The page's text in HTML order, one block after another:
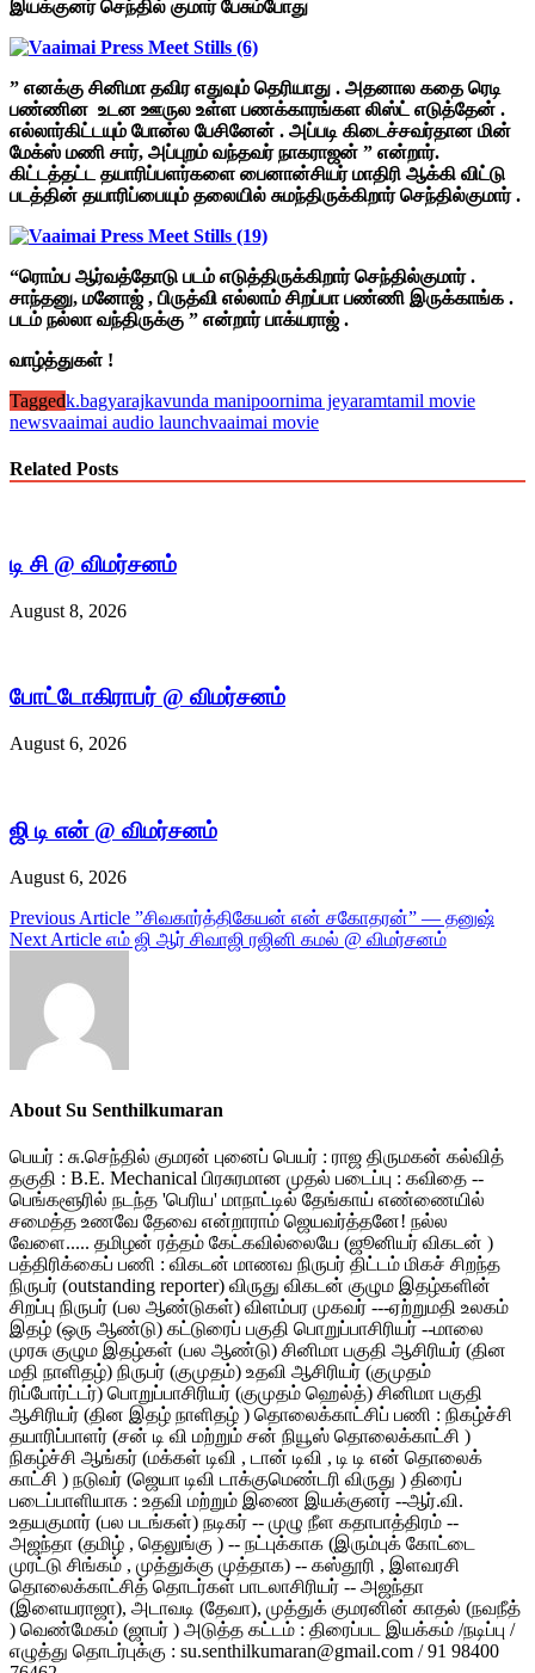
இயக்குனர் செந்தில் குமார் பேசும்போது
” எனக்கு சினிமா தவிர எதுவும் தெரியாது . அதனால கதை ரெடி
பண்ணின உடன ஊருல உள்ள பணக்காரங்கள லிஸ்ட் எடுத்தேன் .
எல்லார்கிட்டயும் போன்ல பேசினேன் . அப்படி கிடைச்சவர்தான மின்
மேக்ஸ் மணி சார், அப்புறம் வந்தவர் நாகராஜன் ” என்றார்.
கிட்டத்தட்ட தயாரிப்பளர்களை பைனான்சியர் மாதிரி ஆக்கி விட்டு
படத்தின் தயாரிப்பையும் தலையில் சுமந்திருக்கிறார் செந்தில்குமார் .
“ரொம்ப ஆர்வத்தோடு படம் எடுத்திருக்கிறார் செந்தில்குமார் .
சாந்தனு, மனோஜ் , பிருத்வி எல்லாம் சிறப்பா பண்ணி இருக்காங்க .
படம் நல்லா வந்திருக்கு ” என்றார் பாக்யராஜ் .
வாழ்த்துகள் !
Taggedk.bagyarajkavunda manipoornima jeyaramtamil movie
newsvaaimai audio launchvaaimai movie
Related Posts
டி சி @ விமர்சனம்
August 8, 2026
போட்டோகிராபர் @ விமர்சனம்
August 6, 2026
ஜி டி என் @ விமர்சனம்
August 6, 2026
Post
navigation
Previous Article ”சிவகார்த்திகேயன் என் சகோதரன்” — தனுஷ்
Next Article எம் ஜி ஆர் சிவாஜி ரஜினி கமல் @ விமர்சனம்
About Su Senthilkumaran
பெயர் : சு.செந்தில் குமரன் புனைப் பெயர் : ராஜ திருமகன் கல்வித்
தகுதி : B.E. Mechanical பிரசுரமான முதல் படைப்பு : கவிதை --
பெங்களூரில் நடந்த 'பெரிய' மாநாட்டில் தேங்காய் எண்ணையில்
சமைத்த உணவே தேவை என்றாராம் ஜெயவர்த்தனே! நல்ல
வேளை..... தமிழன் ரத்தம் கேட்கவில்லையே (ஜூனியர் விகடன் )
பத்திரிக்கைப் பணி : விகடன் மாணவ நிருபர் திட்டம் மிகச் சிறந்த
நிருபர் (outstanding reporter) விருது விகடன் குழும இதழ்களின்
சிறப்பு நிருபர் (பல ஆண்டுகள்) விளம்பர முகவர் ---ஏற்றுமதி உலகம்
இதழ் (ஒரு ஆண்டு) கட்டுரைப் பகுதி பொறுப்பாசிரியர் --மாலை
முரசு குழும இதழ்கள் (பல ஆண்டு) சினிமா பகுதி ஆசிரியர் (தின
மதி நாளிதழ்) நிருபர் (குமுதம்) உதவி ஆசிரியர் (குமுதம்
ரிப்போர்ட்டர்) பொறுப்பாசிரியர் (குமுதம் ஹெல்த்) சினிமா பகுதி
ஆசிரியர் (தின இதழ் நாளிதழ் ) தொலைக்காட்சிப் பணி : நிகழ்ச்சி
தயாரிப்பாளர் (சன் டி வி மற்றும் சன் நியூஸ் தொலைக்காட்சி )
நிகழ்ச்சி ஆங்கர் (மக்கள் டிவி , டான் டிவி , டி டி என் தொலைக்
காட்சி ) நடுவர் (ஜெயா டிவி டாக்குமெண்டரி விருது ) திரைப்
படைப்பாளியாக : உதவி மற்றும் இணை இயக்குனர் --ஆர்.வி.
உதயகுமார் (பல படங்கள்) நடிகர் -- முழு நீள கதாபாத்திரம் --
அஜந்தா (தமிழ் , தெலுங்கு ) -- நட்புக்காக (இரும்புக் கோட்டை
முரட்டு சிங்கம் , முத்துக்கு முத்தாக) -- கஸ்தூரி , இளவரசி
தொலைக்காட்சித் தொடர்கள் பாடலாசிரியர் -- அஜந்தா
(இளையராஜா), அடாவடி (தேவா), முத்துக் குமரனின் காதல் (நவநீத்
) வெண்மேகம் (ஜாபர் ) அடுத்த கட்டம் : திரைப்பட இயக்கம் /நடிப்பு /
எழுத்து தொடர்புக்கு : su.senthilkumaran@gmail.com / 91 98400